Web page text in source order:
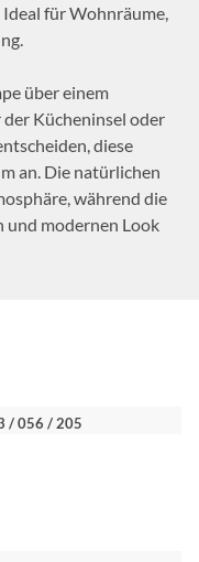
für Wohnräume,
über einem
Kücheninsel oder
diese
an. Die natürlichen
während die
und modernen Look
/ 056 / 205